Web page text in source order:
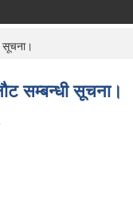
सूचना।
सम्बन्धी सूचना।